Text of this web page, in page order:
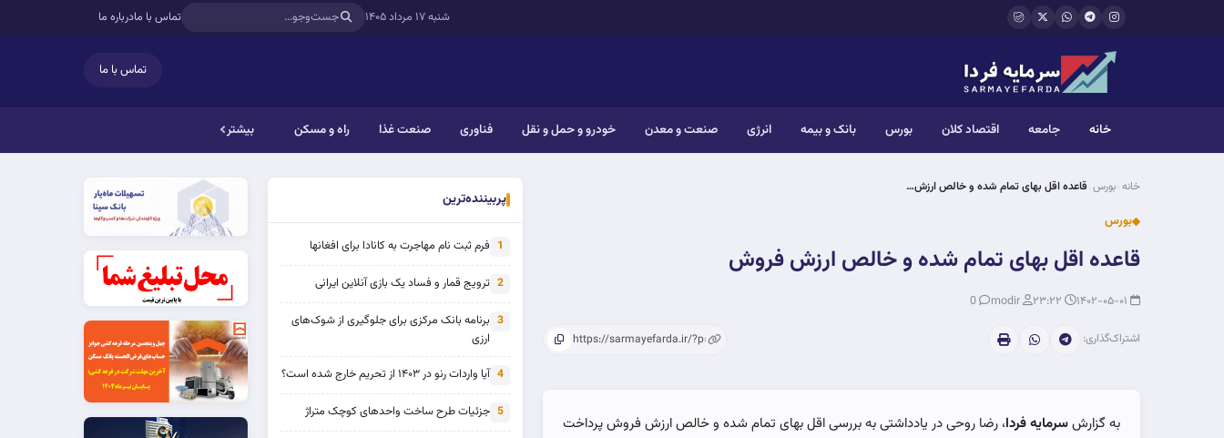
رفتن به محتوای اصلی شنبه ۱۷ مرداد ۱۴۰۵ تماس با مادرباره ما
تماس با ما
خانه جامعه اقتصاد کلان بورس بانک و بیمه انرژی صنعت و معدن خودرو و حمل و نقل فناوری صنعت غذا راه و مسکن بیشتر
خانه بورس قاعده اقل بهای تمام شده و خالص ارزش…
بورس
قاعده اقل بهای تمام شده و خالص ارزش فروش
اشتراک‌گذاری:
به گزارشسرمایه فردا، رضا روحی در یادداشتی به بررسی اقل بهای تمام شده و خالص ارزش فروش پرداخت
پربیننده‌ترین
1 فرم ثبت نام مهاجرت به کانادا برای افغانها
2 ترویج قمار و فساد یک بازی آنلاین ایرانی
3 برنامه بانک مرکزی برای جلوگیری از شوک‌های
ارزی
4 آیا واردات رنو در ۱۴۰۳ از تحریم خارج شده است؟
5 جزئیات طرح ساخت واحدهای کوچک متراژ